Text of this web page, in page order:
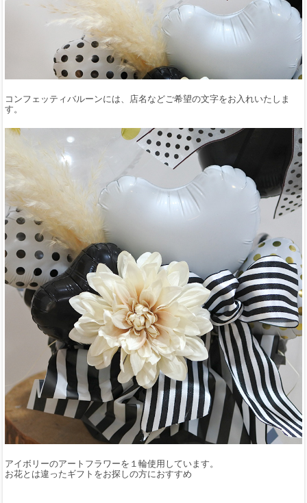
コンフェッティバルーンには、店名などご希望の文字をお入れいたしま
す。
アイボリーのアートフラワーを１輪使用しています。
お花とは違ったギフトをお探しの方におすすめ